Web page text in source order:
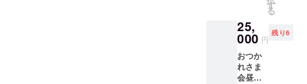
ます。
終了後
に
YURA
サマ,
ヒィロ
とのプ
日会場
渡しし
ます。
※先着順
の入場
となり
ます。
す
る
25,
000 円
残り6
おつか
れさま
会昼の